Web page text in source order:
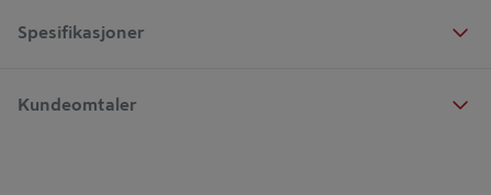
Spesifikasjoner
Kundeomtaler